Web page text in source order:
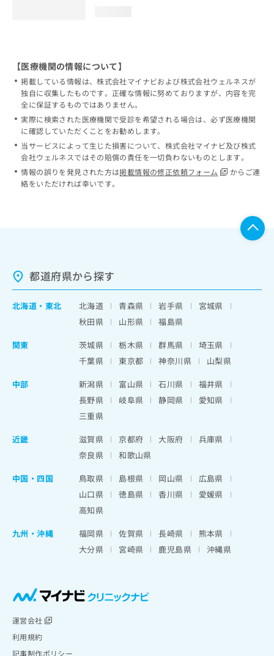
【医療機関の情報について】
掲載している情報は、株式会社マイナビおよび株式会社ウェルネスが
独自に収集したものです。正確な情報に努めておりますが、内容を完
全に保証するものではありません。
実際に検索された医療機関で受診を希望される場合は、必ず医療機関
に確認していただくことをお勧めします。
当サービスによって生じた損害について、株式会社マイナビ及び株式
会社ウェルネスではその賠償の責任を一切負わないものとします。
情報の誤りを発見された方は掲載情報の修正依頼フォーム
からご連
絡をいただければ幸いです。
都道府県から探す
北海道 ・ 東北 北海道 青森県 岩手県
宮城県
秋田県
山形県
福島県
関東
茨城県 栃木県 群馬県
埼玉県
千葉県
東京都 神奈川県
山梨県
中部
新潟県 富山県 石川県
福井県
長野県
岐阜県 静岡県
愛知県
三重県
近畿
滋賀県 京都府 大阪府
兵庫県
奈良県
和歌山県
中国・四国
鳥取県 島根県 岡山県
広島県
山口県
徳島県 香川県
愛媛県
高知県
九州・沖縄
福岡県 佐賀県 長崎県
熊本県
大分県
宮崎県 鹿児島県 沖縄県
運営会社
利用規約
記事制作ポリシー